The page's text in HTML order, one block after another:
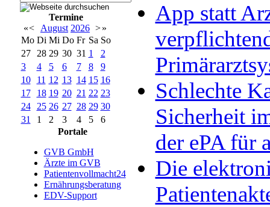
Termine
«< August 2026 >»
Mo Di Mi Do Fr Sa So
27
28 29 30 31 1
2
3
4 5 6 7 8
9
10
11 12 13 14 15 16
17
18 19 20 21 22 23
24
25 26 27 28 29 30
31
1 2 3 4 5
6
Portale
GVB GmbH
Ärzte im GVB
Patientenvollmacht24
Ernährungsberatung
EDV-Support
App statt
Schlechte
Sicherheit
der ePA für
Die